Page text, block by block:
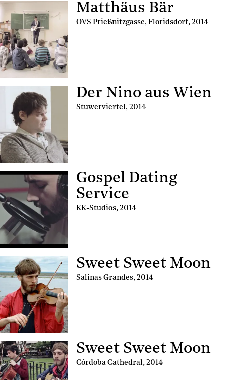
Matthäus Bär
OVS Prießnitzgasse, Floridsdorf,2014
Der Nino aus Wien
Stuwerviertel,2014
Gospel Dating
Service
KK-Studios,2014
Sweet Sweet Moon
Salinas Grandes,2014
Sweet Sweet Moon
Córdoba Cathedral,2014